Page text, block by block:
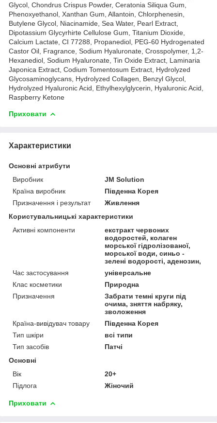
Glycol, Chondrus Crispus Powder, Ceratonia Siliqua Gum,
Phenoxyethanol, Xanthan Gum, Allantoin, Chlorphenesin,
Butylene Glycol, Niacinamide, Sea Water, Pearl Extract,
Dipotassium Glycyrhirte Cellulose Gum, Titanium Dioxide,
Calcium Lactate, CI 77288, Propanediol, PEG-60 Hydrogenated
Castor Oil, Fragrance, Sodium Hyaluronate, Crosspolymer, 1,2-
Hexanediol, Sodium Hyaluronate, Tin Oxide Extract, Laminaria
Japonica Extract, Codium Tomentosum Extract, Hydrolyzed
Glycosaminoglycans, Hydrolyzed Collagen, Benzyl Glycol,
Hydrolyzed Hyaluronic Acid, Ethylhexylglycerin, Hyaluronic Acid,
Raspberry Ketone
Приховати
Характеристики
Основні атрибути
Виробник
JM Solution
Країна виробник
Південна Корея
Призначення і результат
Живлення
Користувальницькі характеристики
Активні компоненти
екстракт червоних
водоростей, колаген
морської гідролізованої,
морської води, синьо -
зелені водорості, аденозин,
Час застосування
універсальне
Клас косметики
Природна
Призначення
Забрати темні круги під
очима, зняття набряку,
зволоження
Країна-вивідувач товару
Південна Корея
Тип шкіри
всі типи
Тип засобів
Патчі
Основні
Вік
20+
Підлога
Жіночий
Приховати